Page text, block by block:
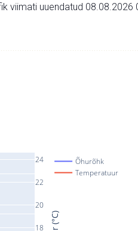
viimati uuendatud 08.08.2026
18
20
22
24
Õhurõhk
Temperatuur